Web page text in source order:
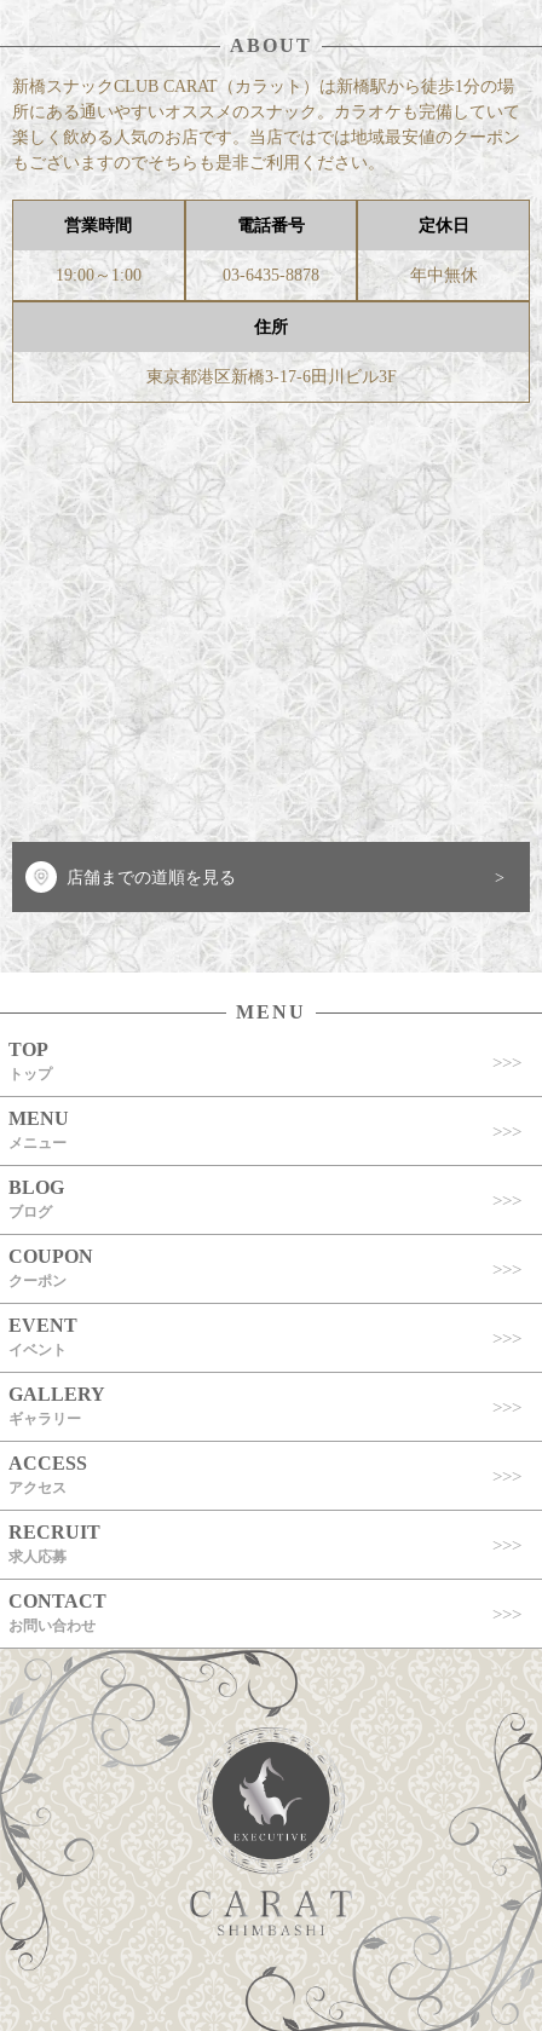
ABOUT
新橋スナックCLUB CARAT（カラット）は新橋駅から徒歩1分の場
所にある通いやすいオススメのスナック。カラオケも完備していて
楽しく飲める人気のお店です。当店ではでは地域最安値のクーポン
もございますのでそちらも是非ご利用ください。
営業時間
19:00～1:00
電話番号
03-6435-8878
定休日
年中無休
住所
東京都港区新橋3-17-6田川ビル3F
店舗までの道順を見る
MENU
TOP
トップ
MENU
メニュー
BLOG
ブログ
COUPON
クーポン
EVENT
イベント
GALLERY
ギャラリー
ACCESS
アクセス
RECRUIT
求人応募
CONTACT
お問い合わせ